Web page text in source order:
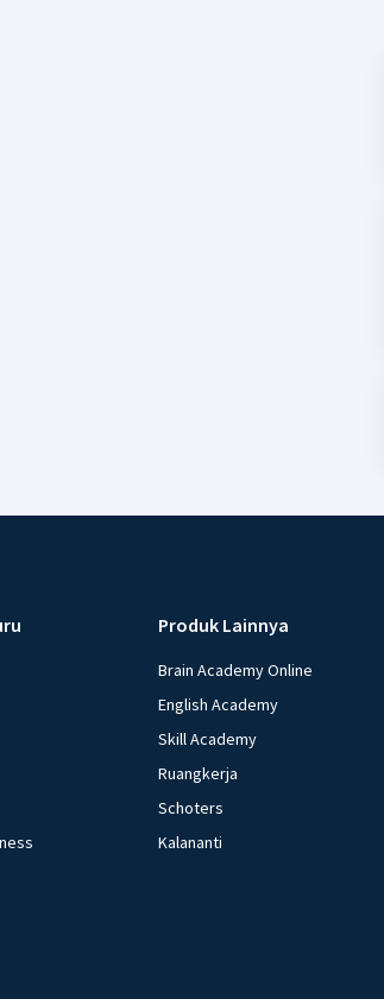
Produk Lainnya
Brain Academy Online
English Academy
Skill Academy
Ruangkerja
Schoters
Kalananti